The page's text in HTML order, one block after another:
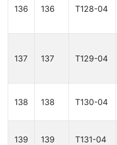
136 136 Т128-04
137 137 Т129-04
138 138 Т130-04
139 139 Т131-04